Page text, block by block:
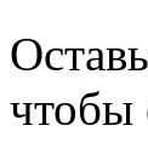
чтобы